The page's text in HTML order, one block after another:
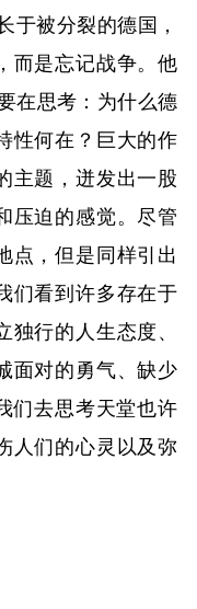
于被分裂的德国，
而是忘记战争。他
在思考：为什么德
性何在？巨大的作
主题，迸发出一股
压迫的感觉。尽管
点，但是同样引出
们看到许多存在于
独行的人生态度、
面对的勇气、缺少
去思考天堂也许
人们的心灵以及弥